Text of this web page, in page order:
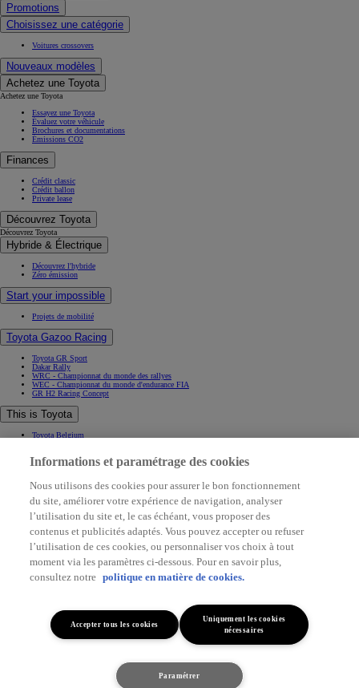
Promotions
Choisissez une catégorie
Voitures crossovers
Nouveaux modèles
Achetez une Toyota
Achetez une Toyota
Essayez une Toyota
Évaluez votre véhicule
Brochures et documentations
Émissions CO2
Finances
Crédit classic
Crédit ballon
Private lease
Découvrez Toyota
Découvrez Toyota
Hybride & Électrique
Découvrez l'hybride
Zéro émission
Start your impossible
Projets de mobilité
Toyota Gazoo Racing
Toyota GR Sport
Dakar Rally
WRC - Championnat du monde des rallyes
WEC - Championnat du monde d'endurance FIA
GR H2 Racing Concept
This is Toyota
Toyota Belgium
Contact & Infos
Rendez-vous entretien
Rendez-vous en concession (Opens in new window)
Contactez-nous
Support (FAQ)
Application My Toyota
Vie privée
Data sharing
Cookies
(Opens in new window)
(Opens in new window)
(Opens in new window)
Informations et paramétrage des cookies
Nous utilisons des cookies pour assurer le bon fonctionnement
du site, améliorer votre expérience de navigation, analyser
l’utilisation du site et, le cas échéant, vous proposer des
contenus et publicités adaptés. Vous pouvez accepter ou refuser
l’utilisation de ces cookies, ou personnaliser vos choix à tout
moment via les paramètres ci-dessous. Pour en savoir plus,
consultez notre politique en matière de cookies.
Accepter tous les cookies
Uniquement les cookies
nécessaires
Paramétrer